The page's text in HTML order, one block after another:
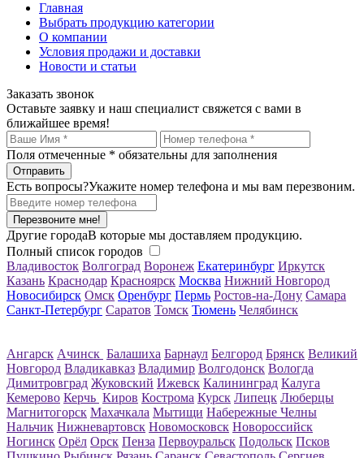
Главная
Выбрать продукцию категории
О компании
Условия продажи и доставки
Новости и статьи
Заказать звонок
Оставьте заявку и наш специалист свяжется с вами в
ближайшее время!
Поля отмеченные * обязательны для заполнения
Есть вопросы?Укажите номер телефона и мы вам перезвоним.
Перезвоните мне!
Другие городаВ которые мы доставляем продукцию.
Полный список городов
Владивосток Волгоград Воронеж Екатеринбург Иркутск
Казань Краснодар Красноярск Москва Нижний Новгород
Новосибирск Омск Оренбург Пермь Ростов-на-Дону Самара
Санкт-Петербург Саратов Томск Тюмень Челябинск
Ангарск Ачинск Балашиха Барнаул Белгород Брянск Великий
Новгород Владикавказ Владимир Волгодонск Вологда
Димитровград Жуковский Ижевск Калининград Калуга
Кемерово Керчь Киров Кострома Курск Липецк Люберцы
Магнитогорск Махачкала Мытищи Набережные Челны
Нальчик Нижневартовск Новомосковск Новороссийск
Ногинск Орёл Орск Пенза Первоуральск Подольск Псков